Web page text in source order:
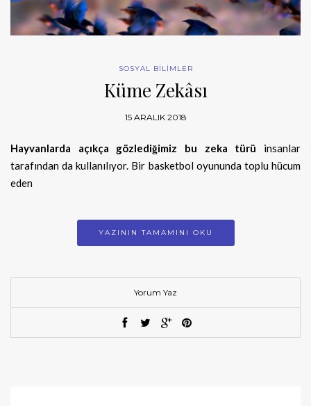
SOSYAL BİLİMLER
Küme Zekâsı
15 ARALIK 2018
Hayvanlarda açıkça gözlediğimiz bu zeka türü insanlar
tarafından da kullanılıyor. Bir basketbol oyununda toplu hücum
eden
YAZININ TAMAMINI OKU
Yorum Yaz